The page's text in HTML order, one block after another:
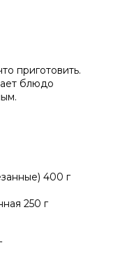
приготовить.
блюдо
400 г
250 г